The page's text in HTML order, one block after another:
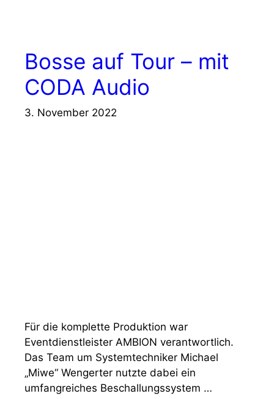
Bosse auf Tour – mit
CODA Audio
3. November 2022
Für die komplette Produktion war
Eventdienstleister AMBION verantwortlich.
Das Team um Systemtechniker Michael
„Miwe“ Wengerter nutzte dabei ein
umfangreiches Beschallungssystem …